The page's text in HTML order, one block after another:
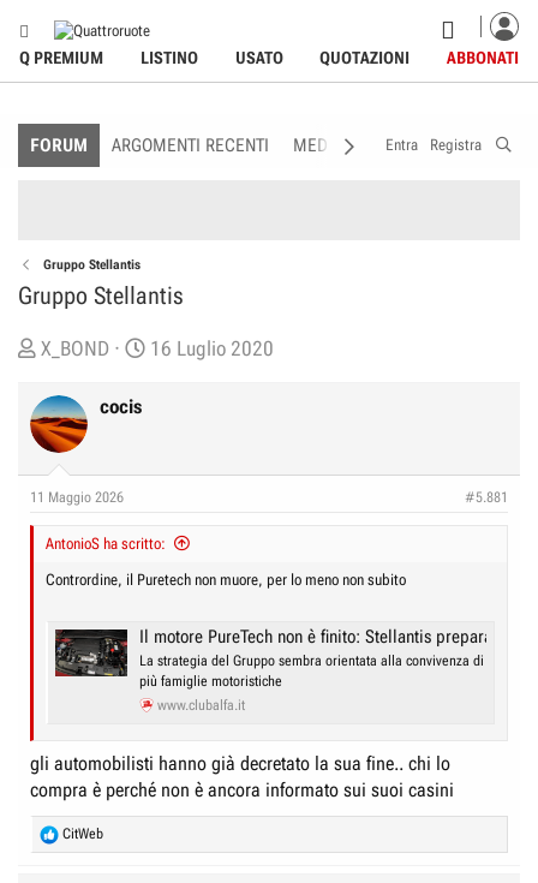
Q PREMIUM LISTINO USATO QUOTAZIONI ABBONATI
FORUM ARGOMENTI RECENTI MEDIA MEMBRI
Entra Registra
Gruppo Stellantis
Gruppo Stellantis
C
e
a
o
e
D
s
i
n
X_BOND
D
n
i
o
16 Luglio 2020
cocis
11 Maggio 2026 #5.881
AntonioS ha scritto:
Contrordine, il Puretech non muore, per lo meno non subito
Il motore PureTech non è finito: Stellantis prepara una
La strategia del Gruppo sembra orientata alla convivenza di
più famiglie motoristiche
www.clubalfa.it
gli automobilisti hanno già decretato la sua fine.. chi lo
compra è perché non è ancora informato sui suoi casini
R
e
CitWeb